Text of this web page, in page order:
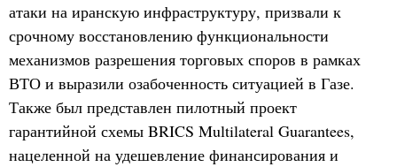
атаки на иранскую инфраструктуру, призвали к
срочному восстановлению функциональности
механизмов разрешения торговых споров в рамках
ВТО и выразили озабоченность ситуацией в Газе.
Также был представлен пилотный проект
гарантийной схемы BRICS Multilateral Guarantees,
нацеленной на удешевление финансирования и